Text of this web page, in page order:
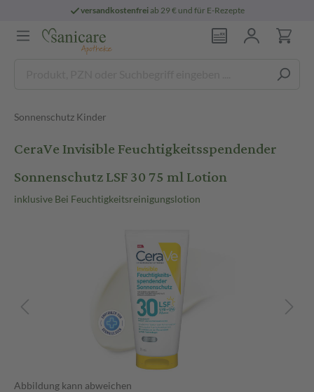
versandkostenfreiab 29 € und für E-Rezepte
Sonnenschutz Kinder
CeraVe Invisible Feuchtigkeitsspendender
Sonnenschutz LSF 30 75 ml Lotion
inklusive Bei Feuchtigkeitsreinigungslotion
Abbildung kann abweichen